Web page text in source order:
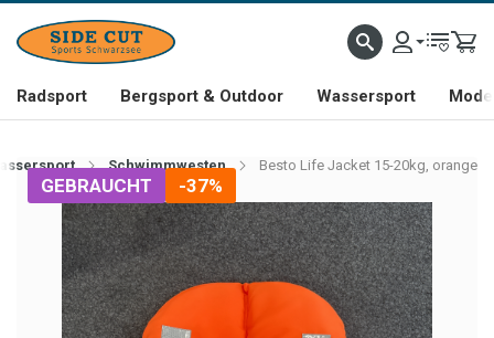
Radsport Bergsport & Outdoor Wassersport
Schwimmwesten Besto Life Jacket 15-20kg, orange
GEBRAUCHT -37%